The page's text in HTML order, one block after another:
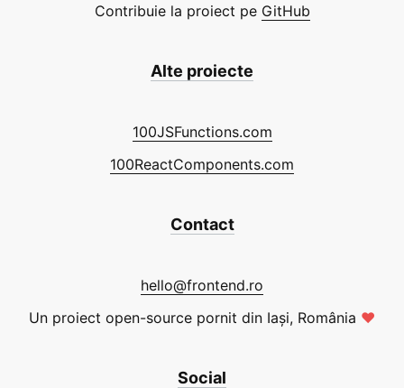
Contribuie la proiect pe GitHub
Alte proiecte
100JSFunctions.com
100ReactComponents.com
Contact
hello@frontend.ro
Un proiect open-source pornit din Iași, România ❤
Social